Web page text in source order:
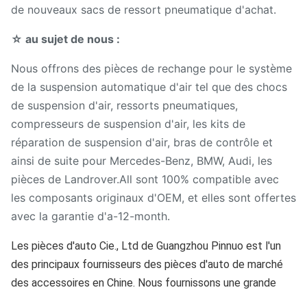
de nouveaux sacs de ressort pneumatique d'achat.
☆ au sujet de nous :
Nous offrons des pièces de rechange pour le système
de la suspension automatique d'air tel que des chocs
de suspension d'air, ressorts pneumatiques,
compresseurs de suspension d'air, les kits de
réparation de suspension d'air, bras de contrôle et
ainsi de suite pour Mercedes-Benz, BMW, Audi, les
pièces de Landrover.All sont 100% compatible avec
les composants originaux d'OEM, et elles sont offertes
avec la garantie d'a-12-month.
Les pièces d'auto Cie., Ltd de Guangzhou Pinnuo est l'un
des principaux fournisseurs des pièces d'auto de marché
des accessoires en Chine. Nous fournissons une grande